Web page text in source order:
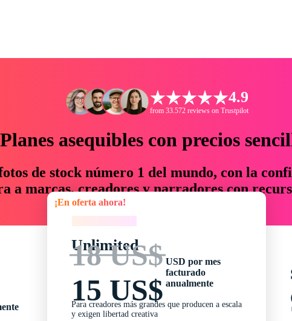
4.9
from 33.572 reviews on Trustpilot
Planes asequibles con precios
de stock número 1 del mundo, con la
a marcas, creadores y narradores con
un 76 % en tiempo y presupuesto.
¡En oferta ahora!
Unlimited
18 US$
15 US$
USD por mes
facturado
anualmente
Para creadores más grandes que producen a escala
y exigen libertad creativa